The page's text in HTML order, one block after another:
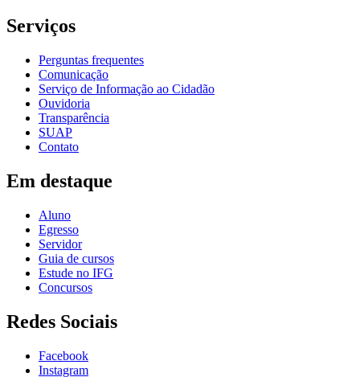
Serviços
Perguntas frequentes
Comunicação
Serviço de Informação ao Cidadão
Ouvidoria
Transparência
SUAP
Contato
Em destaque
Aluno
Egresso
Servidor
Guia de cursos
Estude no IFG
Concursos
Redes Sociais
Facebook
Instagram